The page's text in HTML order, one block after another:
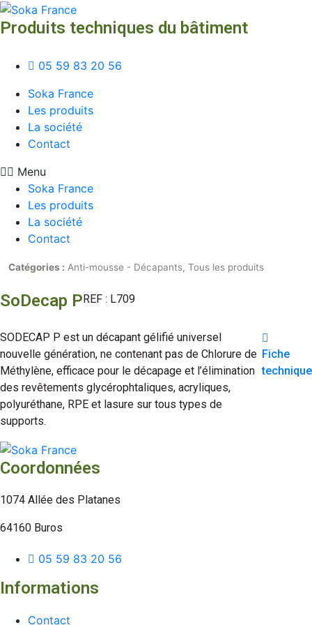
Produits techniques du bâtiment
05 59 83 20 56
Soka France
Les produits
La société
Contact
Menu
Soka France
Les produits
La société
Contact
Catégories : Anti-mousse - Décapants, Tous les produits
SoDecap PREF : L709
SODECAP P est un décapant gélifié universel
nouvelle génération, ne contenant pas de Chlorure de
Méthylène, efficace pour le décapage et l’élimination
des revêtements glycérophtaliques, acryliques,
polyuréthane, RPE et lasure sur tous types de
supports.
Fiche
technique
Coordonnées
1074 Allée des Platanes
64160 Buros
05 59 83 20 56
Informations
Contact